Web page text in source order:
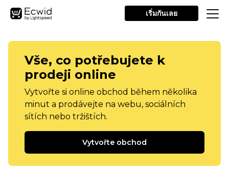
เริ่มกันเลย
Vše, co potřebujete k
prodeji online
Vytvořte si online obchod během několika
minut a prodávejte na webu, sociálních
sítích nebo tržištích.
Vytvořte obchod